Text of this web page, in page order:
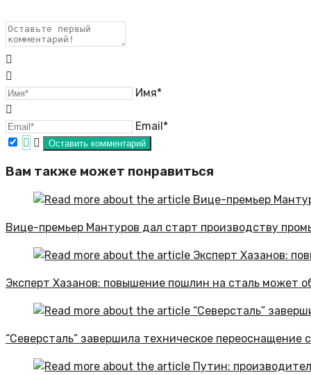
Имя*
Email*
Вам также может понравиться
Вице-премьер Мантуров дал старт производству
Эксперт Хазанов: повышение пошлин на сталь может
“Северсталь” завершила техническое переоснащение